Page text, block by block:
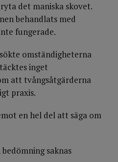
det maniska skovet.
behandlats med
fungerade.
omständigheterna
inget
att tvångsåtgärderna
praxis.
en hel del att säga om
saknas